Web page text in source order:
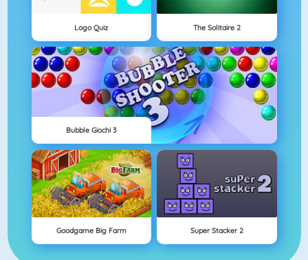
Logo Quiz The Solitaire 2
Bubble Giochi 3
Goodgame Big Farm Super Stacker 2